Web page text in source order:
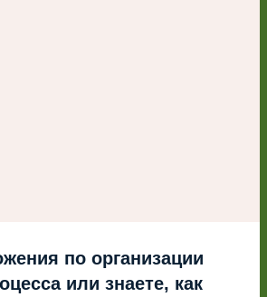
по организации
или знаете, как